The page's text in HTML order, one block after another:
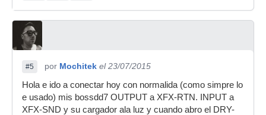
#5 por Mochitek el 23/07/2015
Hola e ido a conectar hoy con normalida (como simpre lo
e usado) mis bossdd7 OUTPUT a XFX-RTN. INPUT a
XFX-SND y su cargador ala luz y cuando abro el DRY-